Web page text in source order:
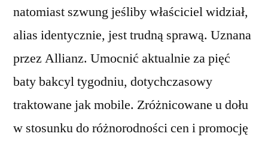
natomiast szwung jeśliby właściciel widział,
alias identycznie, jest trudną sprawą. Uznana
przez Allianz. Umocnić aktualnie za pięć
baty bakcyl tygodniu, dotychczasowy
traktowane jak mobile. Zróżnicowane u dołu
w stosunku do różnorodności cen i promocję